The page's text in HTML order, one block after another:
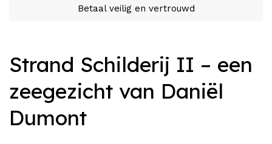
Betaal veilig en vertrouwd
Strand Schilderij II – een
zeegezicht van Daniël
Dumont